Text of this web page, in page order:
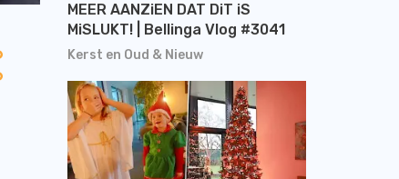
Kerst en Oud & Nieuw
MEER AANZiEN DAT DiT iS
MiSLUKT! | Bellinga Vlog #3041